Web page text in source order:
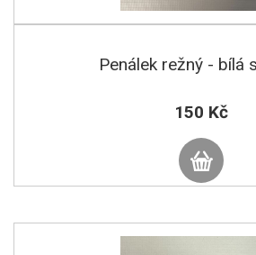
Penálek režný - bílá
150 Kč